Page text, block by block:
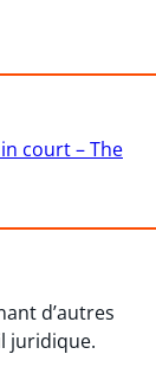
court – The
d’autres
juridique.